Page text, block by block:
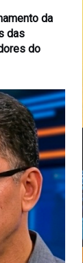
da
das
do